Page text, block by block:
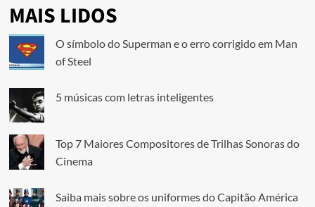
MAIS LIDOS
O símbolo do Superman e o erro corrigido em Man
of Steel
5 músicas com letras inteligentes
Top 7 Maiores Compositores de Trilhas Sonoras do
Cinema
Saiba mais sobre os uniformes do Capitão América